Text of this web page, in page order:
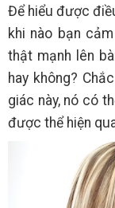
Để hiểu được
khi nào bạn
thật mạnh lên
hay không?
giác này, nó có
được thể hiện